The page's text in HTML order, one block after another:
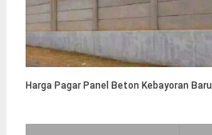
Harga Pagar Panel Beton Kebayoran Baru